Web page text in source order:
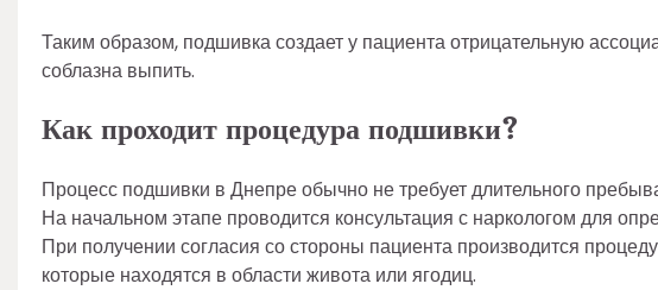
Таким образом, подшивка создает у пациента отрицательную
соблазна выпить.
Как проходит процедура подшивки?
Процесс подшивки в Днепре обычно не требует длительного
На начальном этапе проводится консультация с наркологом для
При получении согласия со стороны пациента производится
которые находятся в области живота или ягодиц.